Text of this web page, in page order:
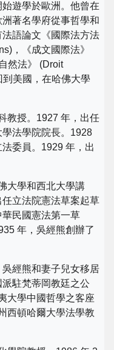
遊學於歐洲。他曾在
著名學府從事哲學和
語論文《國際法方法
，《成文國際法》
然法》 (Droit
美國，在哈佛大學
教授。1927 年，出任
法學院院長。1928
委員。1929 年，出
大學和西北大學講
立法院憲法草案起草
民國憲法第一草
年，吳經熊創辦了
經熊和妻子兒女移居
駐梵蒂岡教廷之公
大學中國哲學之客座
西頓哈爾大學法學教